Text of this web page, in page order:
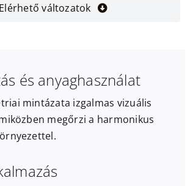
Elérhető változatok
és anyaghasználat
mintázata izgalmas vizuális
megőrzi a harmonikus